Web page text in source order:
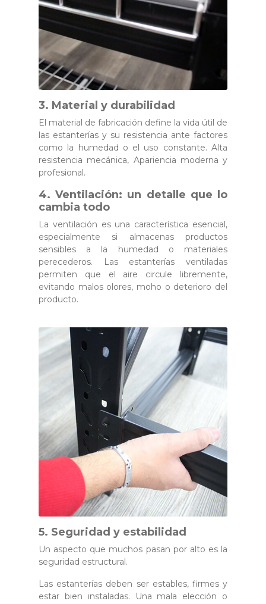
3. Material y durabilidad
El material de fabricación define la vida útil de
las estanterías y su resistencia ante factores
como la humedad o el uso constante. Alta
resistencia mecánica, Apariencia moderna y
profesional.
4. Ventilación: un detalle que lo
cambia todo
La ventilación es una característica esencial,
especialmente si almacenas productos
sensibles a la humedad o materiales
perecederos. Las estanterías ventiladas
permiten que el aire circule libremente,
evitando malos olores, moho o deterioro del
producto.
5. Seguridad y estabilidad
Un aspecto que muchos pasan por alto es la
seguridad estructural.
Las estanterías deben ser estables, firmes y
estar bien instaladas. Una mala elección o